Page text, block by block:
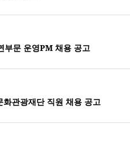
부문 운영PM 채용 공고
관광재단 직원 채용 공고